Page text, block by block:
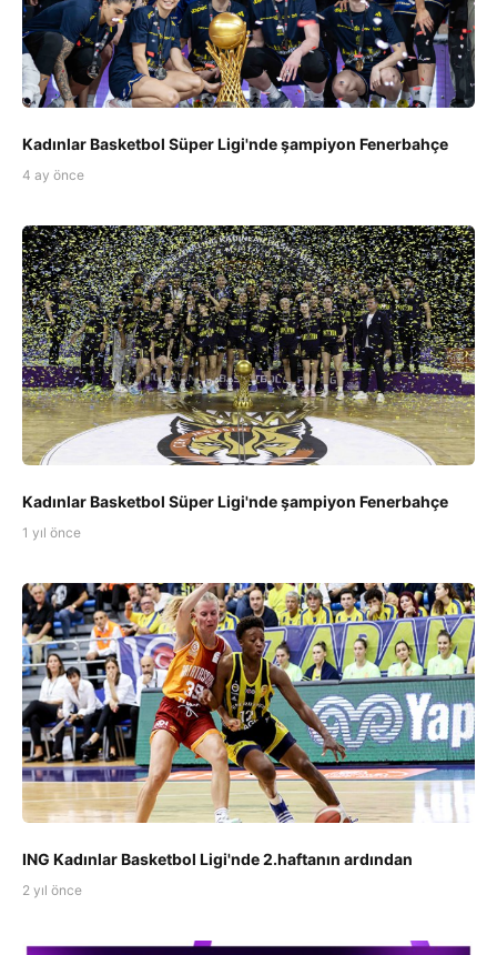
Kadınlar Basketbol Süper Ligi'nde şampiyon Fenerbahçe
4 ay önce
Kadınlar Basketbol Süper Ligi'nde şampiyon Fenerbahçe
1 yıl önce
ING Kadınlar Basketbol Ligi'nde 2.haftanın ardından
2 yıl önce